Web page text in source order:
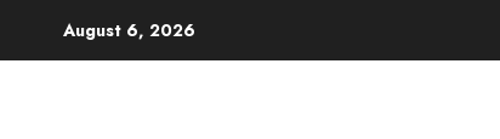
August 6, 2026